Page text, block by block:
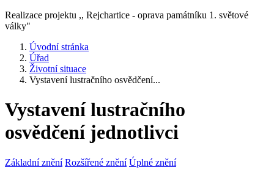
Realizace projektu ,, Rejchartice - oprava památníku 1. světové
války"
Úvodní stránka
Úřad
Životní situace
Vystavení lustračního osvědčení...
Vystavení lustračního
osvědčení jednotlivci
Základní znění Rozšířené znění Úplné znění